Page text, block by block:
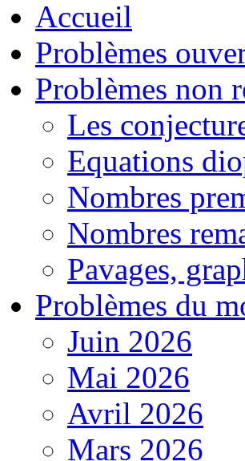
Accueil
Problèmes
Problèmes non
Les
Equations
Nombres
Nombres
Pavages,
Problèmes du
Juin 2026
Mai 2026
Avril 2026
Mars 2026